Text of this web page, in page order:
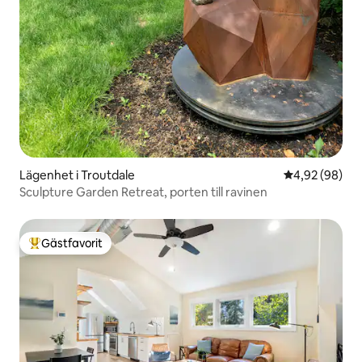
Lägenhet i Troutdale 4,92 av 5 i
4,92 (98)
Sculpture Garden Retreat, porten till ravinen
Populär gästfavorit
Gästfavorit